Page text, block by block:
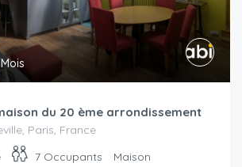
du 20 ème arrondissement
Paris, France
7 Occupants Maison